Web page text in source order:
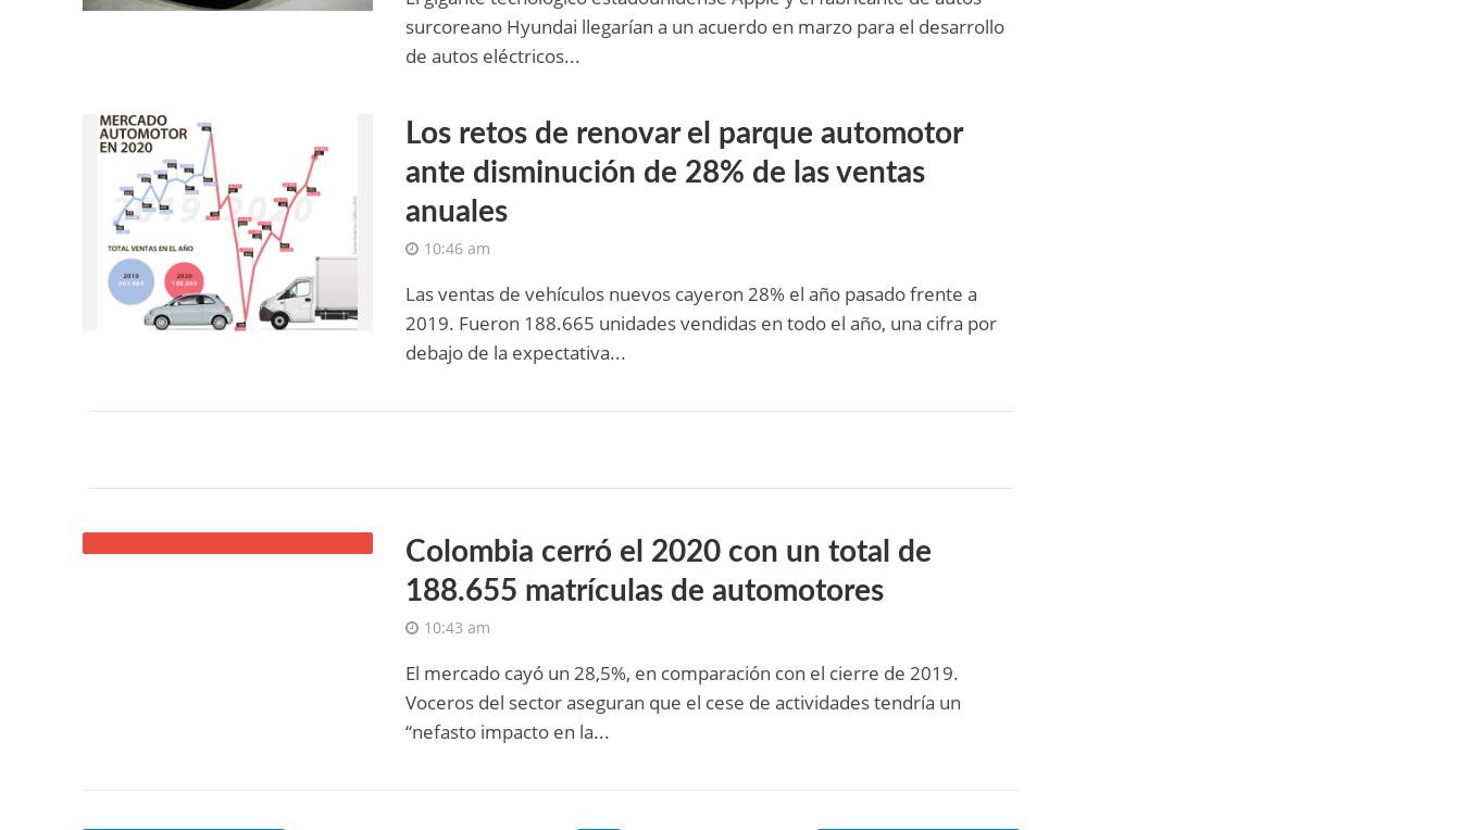
surcoreano Hyundai llegarían a un acuerdo en marzo para el desarrollo
de autos eléctricos...
Los retos de renovar el parque automotor
ante disminución de 28% de las ventas
anuales
10:46 am
Las ventas de vehículos nuevos cayeron 28% el año pasado frente a
2019. Fueron 188.665 unidades vendidas en todo el año, una cifra por
debajo de la expectativa...
Colombia cerró el 2020 con un total de
188.655 matrículas de automotores
10:43 am
El mercado cayó un 28,5%, en comparación con el cierre de 2019.
Voceros del sector aseguran que el cese de actividades tendría un
“nefasto impacto en la...